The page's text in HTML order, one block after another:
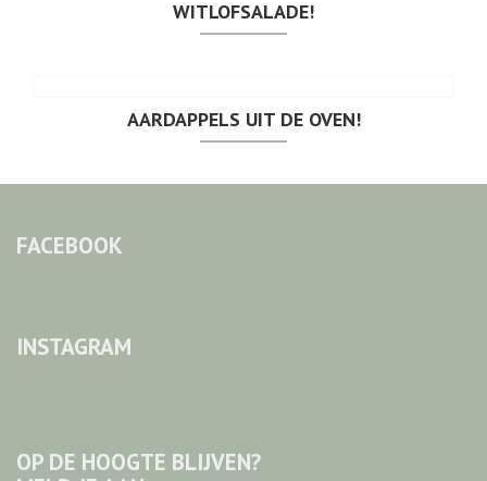
WITLOFSALADE!
AARDAPPELS UIT DE OVEN!
FACEBOOK
INSTAGRAM
OP DE HOOGTE BLIJVEN?